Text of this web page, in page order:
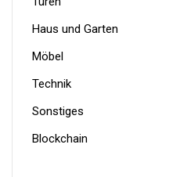
Haus und Garten
Möbel
Technik
Sonstiges
Blockchain